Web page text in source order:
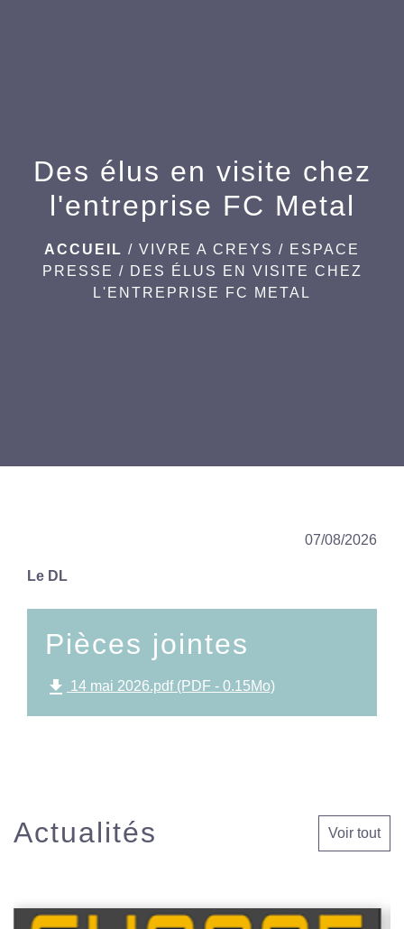
Des élus en visite chez
l'entreprise FC Metal
ACCUEIL / VIVRE A CREYS / ESPACE
PRESSE / DES ÉLUS EN VISITE CHEZ
L'ENTREPRISE FC METAL
07/08/2026
Le DL
Pièces jointes
file_download 14 mai 2026.pdf (PDF - 0.15Mo)
Actualités Voir tout